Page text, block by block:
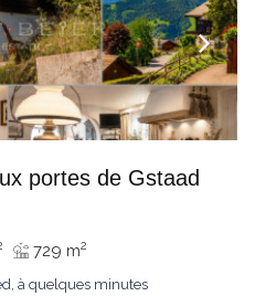
portes de Gstaad
729 m2
à quelques minutes